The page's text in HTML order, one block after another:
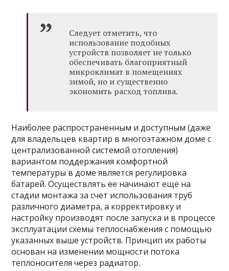
Следует отметить, что
использование подобных
устройств позволяет не только
обеспечивать благоприятный
микроклимат в помещениях
зимой, но и существенно
экономить расход топлива.
Наиболее распространенным и доступным (даже
для владельцев квартир в многоэтажном доме с
централизованной системой отопления)
вариантом поддержания комфортной
температуры в доме является регулировка
батарей. Осуществлять ее начинают еще на
стадии монтажа за счет использования труб
различного диаметра, а корректировку и
настройку производят после запуска и в процессе
эксплуатации схемы теплоснабжения с помощью
указанных выше устройств. Принцип их работы
основан на изменении мощности потока
теплоносителя через радиатор.